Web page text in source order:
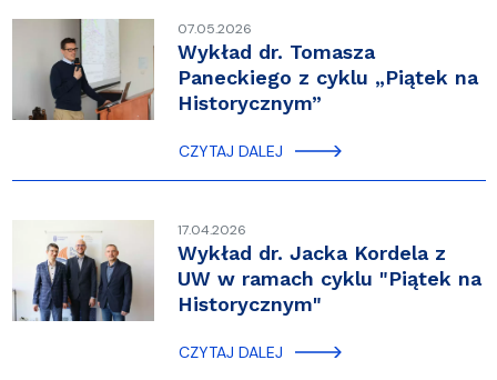
07.05.2026
Wykład dr. Tomasza
Paneckiego z cyklu „Piątek na
Historycznym”
CZYTAJ DALEJ
17.04.2026
Wykład dr. Jacka Kordela z
UW w ramach cyklu "Piątek na
Historycznym"
CZYTAJ DALEJ